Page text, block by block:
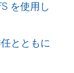
を使用し
とともに